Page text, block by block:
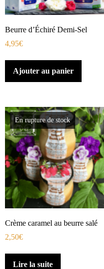
Beurre d’Échiré Demi-Sel
4,95€
Ajouter au panier
En rupture de stock
Crème caramel au beurre salé
2,50€
Lire la suite